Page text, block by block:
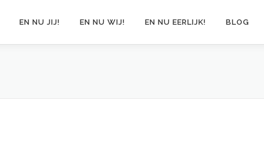
EN NU JIJ! EN NU WIJ! EN NU EERLIJK! BLOG